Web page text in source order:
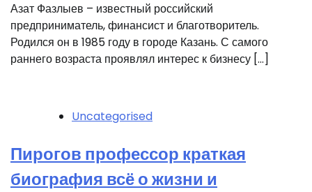
Азат Фазлыев – известный российский
предприниматель, финансист и благотворитель.
Родился он в 1985 году в городе Казань. С самого
раннего возраста проявлял интерес к бизнесу […]
Uncategorised
Пирогов профессор краткая
биография всё о жизни и